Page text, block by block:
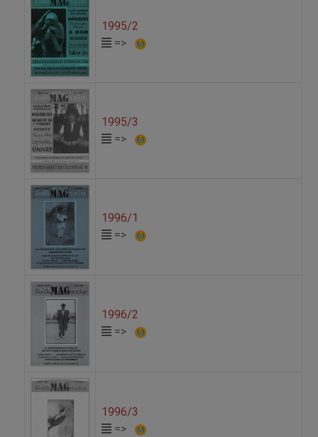
1995/2
=>
1995/3
=>
1996/1
=>
1996/2
=>
1996/3
=>